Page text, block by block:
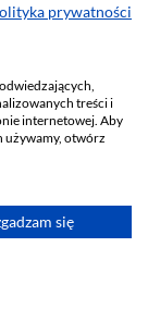
prywatności
treści i
internetowej. Aby
używamy, otwórz
się